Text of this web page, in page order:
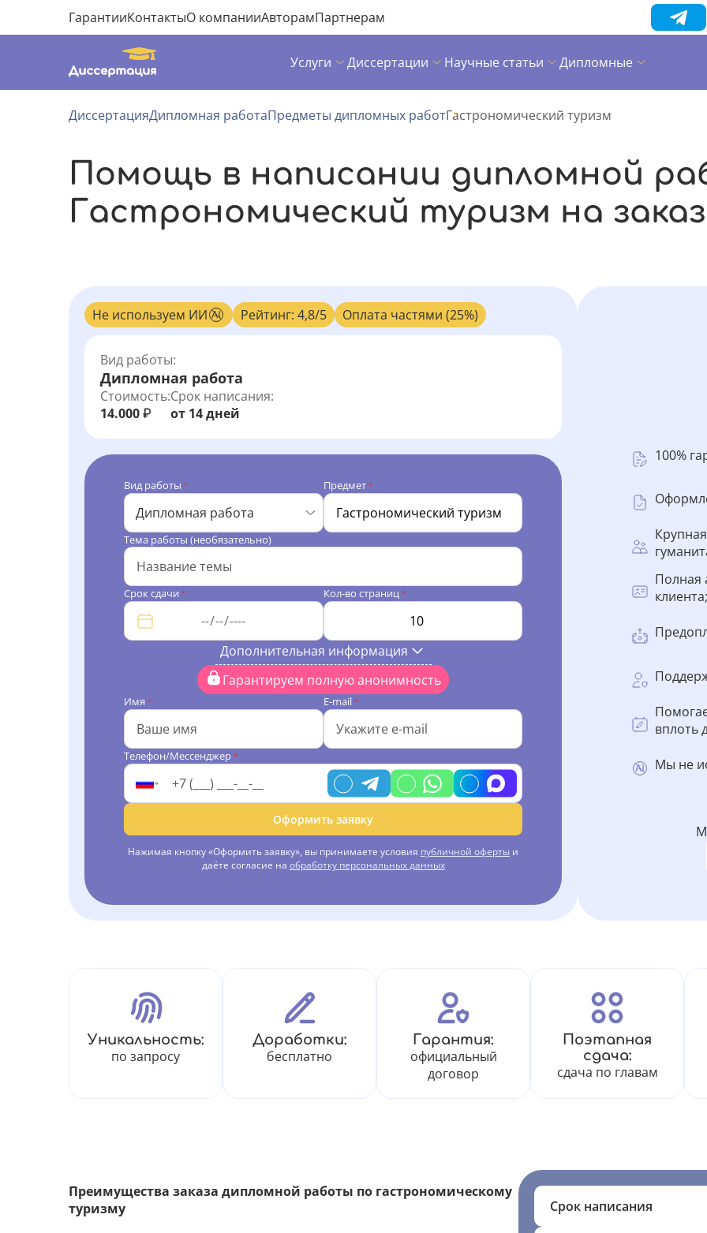
ГарантииКонтактыО компанииАвторамПартнерам
Услуги Диссертации Научные статьи Дипломные
ДиссертацияДипломная работаПредметы дипломных работГастрономический туризм
Помощь в написании дипломной
Гастрономический туризм на заказ
Не используем ИИ Рейтинг: 4,8/5 Оплата частями (25%)
Вид работы:
Дипломная работа
Стоимость:
14.000 ₽
Срок написания:
от 14 дней
Вид работы *
Дипломная работа
Предмет *
Тема работы (необязательно)
Срок сдачи * Кол-во страниц *
Дополнительная информация
Гарантируем полную анонимность
Имя * E-mail *
Телефон/Мессенджер *
Оформить заявку
Нажимая кнопку «Оформить заявку», вы принимаете условия публичной оферты и
даёте согласие на обработку персональных данных
100%
Полная
клиента;
вплоть
Мы не
Уникальность:
по запросу
Доработки:
бесплатно
Гарантия:
официальный
договор
Поэтапная
сдача:
сдача по главам
Преимущества заказа дипломной работы по гастрономическому
туризму
Срок написания